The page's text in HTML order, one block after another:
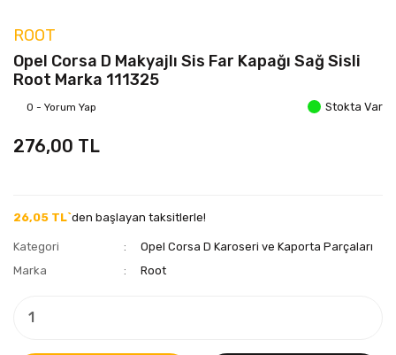
ROOT
Opel Corsa D Makyajlı Sis Far Kapağı Sağ Sisli
Root Marka 111325
0 - Yorum Yap Stokta Var
276,00 TL
26,05 TL`den başlayan taksitlerle!
Kategori
Opel Corsa D Karoseri ve Kaporta Parçaları
Marka
Root